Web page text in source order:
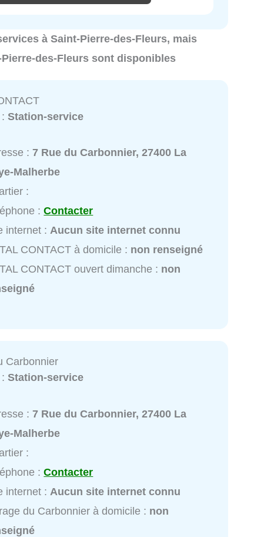
à Saint-Pierre-des-Fleurs, mais
des-Fleurs sont disponibles
:Station-service
:7 Rue du Carbonnier, 27400 La
Malherbe
:
:Contacter
internet :Aucun site internet connu
CONTACT à domicile : non renseigné
CONTACT ouvert dimanche : non
Carbonnier
:Station-service
:7 Rue du Carbonnier, 27400 La
Malherbe
:
:Contacter
internet :Aucun site internet connu
du Carbonnier à domicile : non